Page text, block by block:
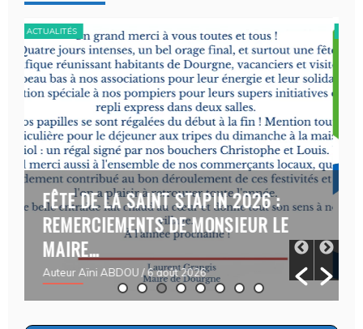
ACTUALITÉS
CAMPAGNE ACTION CONTRE LA
FAIM- DEMARCHAGE DOURGNE DU
03/08/2026 AU 05/09/2026
Auteur Christel DAUZAT/ 5 août 2026